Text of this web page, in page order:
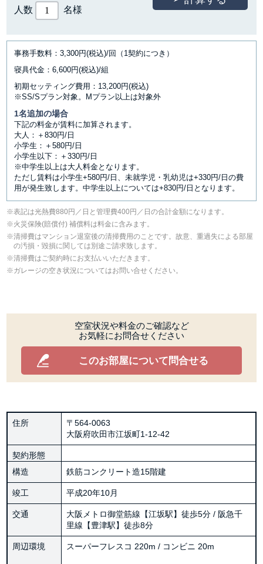
人数 名様
事務手数料：3,300円(税込)/回（1契約につき）
寝具代金：6,600円(税込)/組
初期セッティング費用：13,200円(税込)
※SS/Sプラン対象。Mプラン以上は対象外
1名追加の場合
下記の料金が賃料に加算されます。
大人：＋830円/日
小学生：＋580円/日
小学生以下：＋330円/日
※中学生以上は大人料金となります。
ただし賃料は小学生+580円/日、未就学児・乳幼児は+330円/日の費
用が発生致します。中学生以上については+830円/日となります。
表記は光熱費880円／日と管理費400円／日の合計金額になります。
⽕災保険(賠償付) 補償料は料⾦に含みます。
清掃費はマンション退室後の清掃費用のことです。故意、重過失による部屋
の汚損・毀損に関しては別途ご請求致します。
清掃費はご契約時にお支払いいただきます。
ガレージの空き状況についてはお問い合せください。
空室状況や料金のご確認など
お気軽にお問合せください
このお部屋について問合せる
住所
〒564-0063
大阪府吹田市江坂町1‐12‐42
契約形態
構造
鉄筋コンクリート造15階建
竣工 平成20年10月
交通
大阪メトロ御堂筋線【江坂駅】徒歩5分 / 阪急千
里線【豊津駅】徒歩8分
周辺環境 スーパーフレスコ 220m / コンビニ 20m